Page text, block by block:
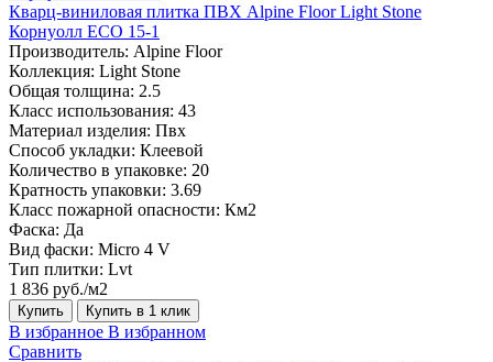
Кварц-виниловая плитка ПВХ Alpine Floor Light Stone
Корнуолл ECO 15-1
Производитель: Alpine Floor
Коллекция: Light Stone
Общая толщина: 2.5
Класс использования: 43
Материал изделия: Пвх
Способ укладки: Клеевой
Количество в упаковке: 20
Кратность упаковки: 3.69
Класс пожарной опасности: Км2
Фаска: Да
Вид фаски: Micro 4 V
Тип плитки: Lvt
1 836 руб./м2
Купить Купить в 1 клик
В избранное В избранном
Сравнить